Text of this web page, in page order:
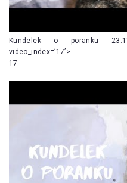
Kundelek o poranku
video_index=’17’>
17